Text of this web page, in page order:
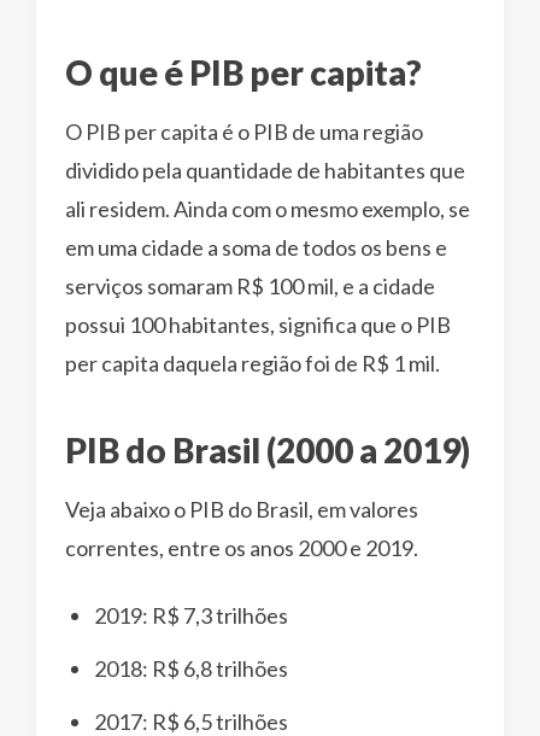
O que é PIB per capita?
O PIB per capita é o PIB de uma região
dividido pela quantidade de habitantes que
ali residem. Ainda com o mesmo exemplo, se
em uma cidade a soma de todos os bens e
serviços somaram R$ 100 mil, e a cidade
possui 100 habitantes, significa que o PIB
per capita daquela região foi de R$ 1 mil.
PIB do Brasil (2000 a 2019)
Veja abaixo o PIB do Brasil, em valores
correntes, entre os anos 2000 e 2019.
2019: R$ 7,3 trilhões
2018: R$ 6,8 trilhões
2017: R$ 6,5 trilhões